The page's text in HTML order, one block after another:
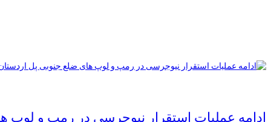
ادامه عملیات استقرار نیوجرسی در رمپ و لوپ